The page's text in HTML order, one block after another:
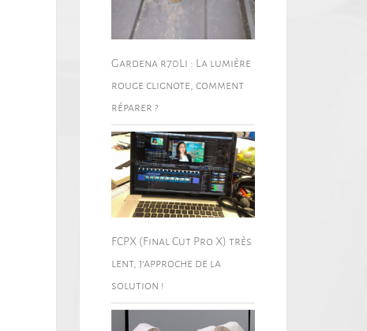
Gardena r70Li : La lumière
rouge clignote, comment
réparer ?
FCPX (Final Cut Pro X) très
lent, j’approche de la
solution !